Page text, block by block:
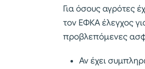
Για όσους αγρότες
τον ΕΦΚΑ έλεγχος
προβλεπόμενες
Αν έχει